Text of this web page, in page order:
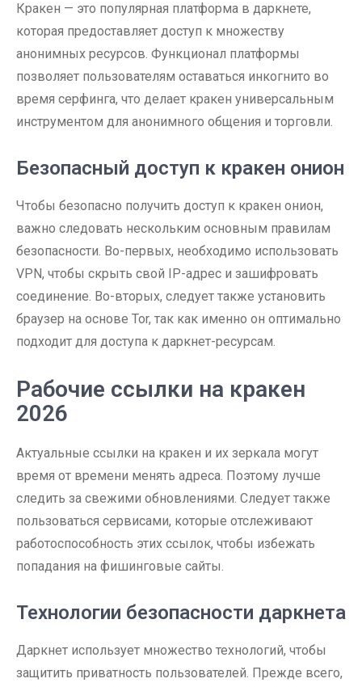
Кракен — это популярная платформа в даркнете,
которая предоставляет доступ к множеству
анонимных ресурсов. Функционал платформы
позволяет пользователям оставаться инкогнито во
время серфинга, что делает кракен универсальным
инструментом для анонимного общения и торговли.
Безопасный доступ к кракен онион
Чтобы безопасно получить доступ к кракен онион,
важно следовать нескольким основным правилам
безопасности. Во-первых, необходимо использовать
VPN, чтобы скрыть свой IP-адрес и зашифровать
соединение. Во-вторых, следует также установить
браузер на основе Tor, так как именно он оптимально
подходит для доступа к даркнет-ресурсам.
Рабочие ссылки на кракен
2026
Актуальные ссылки на кракен и их зеркала могут
время от времени менять адреса. Поэтому лучше
следить за свежими обновлениями. Следует также
пользоваться сервисами, которые отслеживают
работоспособность этих ссылок, чтобы избежать
попадания на фишинговые сайты.
Технологии безопасности даркнета
Даркнет использует множество технологий, чтобы
защитить приватность пользователей. Прежде всего,